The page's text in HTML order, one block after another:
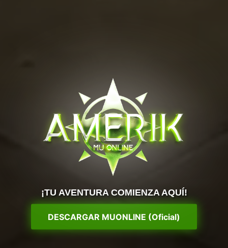
¡TU AVENTURA COMIENZA AQUÍ!
DESCARGAR MUONLINE (Oficial)